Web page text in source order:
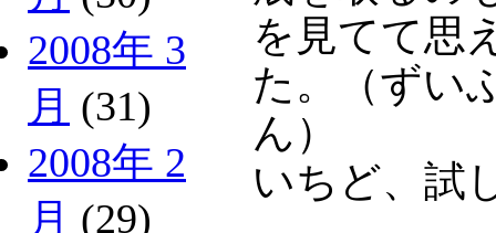
2008年 3
月 (31)
2008年 2
月 (29)
を見てて思
た。（ずい
ん）
いちど、試